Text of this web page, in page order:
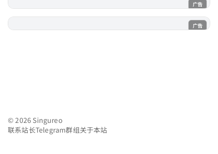
广告
魔法喵
广告
© 2026 Singureo
联系站长Telegram群组关于本站